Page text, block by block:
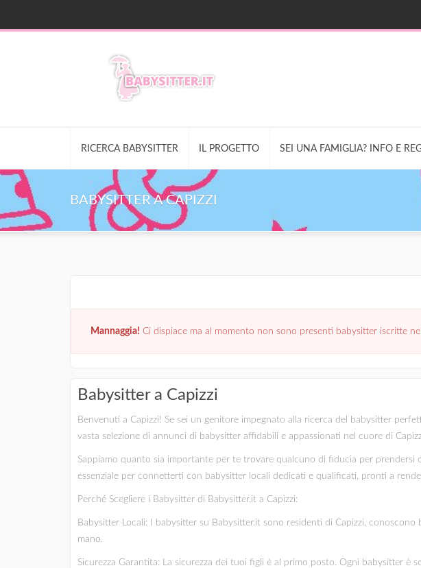
RICERCA BABYSITTER IL PROGETTO SEI UNA FAMIGLIA? INFO E
BABYSITTER A CAPIZZI
Mannaggia! Ci dispiace ma al momento non sono presenti babysitter iscritte
Babysitter a Capizzi
Benvenuti a Capizzi! Se sei un genitore impegnato alla ricerca del babysitter
vasta selezione di annunci di babysitter affidabili e appassionati nel cuore di
Sappiamo quanto sia importante per te trovare qualcuno di fiducia per
essenziale per connetterti con babysitter locali dedicati e qualificati, pronti a
Perché Scegliere i Babysitter di Babysitter.it a Capizzi:
Babysitter Locali: I babysitter su Babysitter.it sono residenti di Capizzi,
mano.
Sicurezza Garantita: La sicurezza dei tuoi figli è al primo posto. Ogni babysitter